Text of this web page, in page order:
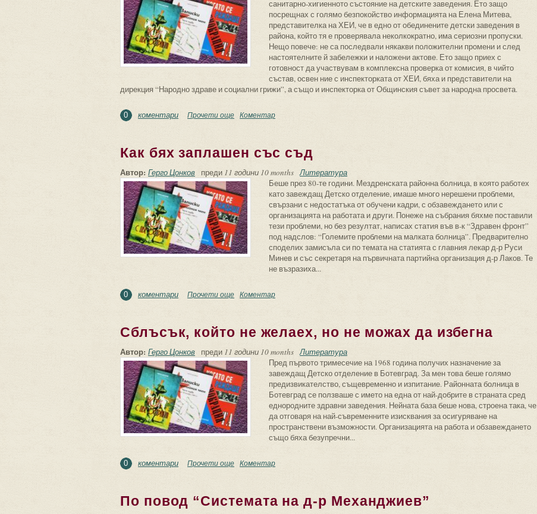
санитарно-хигиенното състояние на детските заведения. Ето защо
посрещнах с голямо безпокойство информацията на Елена Митева,
представителка на ХЕИ, че в едно от обединените детски заведения в
района, който тя е проверявала неколкократно, има сериозни пропуски.
Нещо повече: не са последвали някакви положителни промени и след
настоятелните й забележки и наложени актове. Ето защо приех с
готовност да участвувам в комплексна проверка от комисия, в чийто
състав, освен ние с инспекторката от ХЕИ, бяха и представители на
дирекция “Народно здраве и социални грижи”, а също и инспекторка от Общинския съвет за народна просвета.
0 коментари Прочети още about “Дайте обяснение...”
Коментар
Как бях заплашен със съд
Автор: Герго Цонков преди 11 години 10 months Литература
Беше през 80-те години. Мездренската районна болница, в която работех
като завеждащ Детско отделение, имаше много нерешени проблеми,
свързани с недостатъка от обучени кадри, с обзавеждането или с
организацията на работата и други. Понеже на събрания бяхме поставили
тези проблеми, но без резултат, написах статия във в-к “Здравен фронт”
под надслов: “Големите проблеми на малката болница”. Предварително
споделих замисъла си по темата на статията с главния лекар д-р Руси
Минев и със секретаря на първичната партийна организация д-р Лаков. Те
не възразиха...
0 коментари Прочети още about Как бях заплашен със съд
Коментар
Сблъсък, който не желаех, но не можах да избегна
Автор: Герго Цонков преди 11 години 10 months Литература
Пред първото тримесечие на 1968 година получих назначение за
завеждащ Детско отделение в Ботевград. За мен това беше голямо
предизвикателство, същевременно и изпитание. Районната болница в
Ботевград се ползваше с името на една от най-добрите в страната сред
еднородните здравни заведения. Нейната база беше нова, строена така, че
да отговаря на най-съвременните изисквания за осигуряване на
пространствени възможности. Организацията на работа и обзавеждането
също бяха безупречни...
0 коментари Прочети още about Сблъсък, който не желаех, но не можах да избегна
Коментар
По повод “Системата на д-р Механджиев”